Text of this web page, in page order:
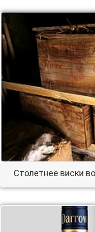
Столетнее виски